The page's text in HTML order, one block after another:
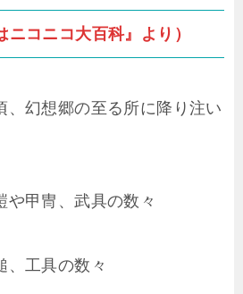
コニコ大百科』より）
幻想郷の至る所に降り注い
甲冑、武具の数々
工具の数々